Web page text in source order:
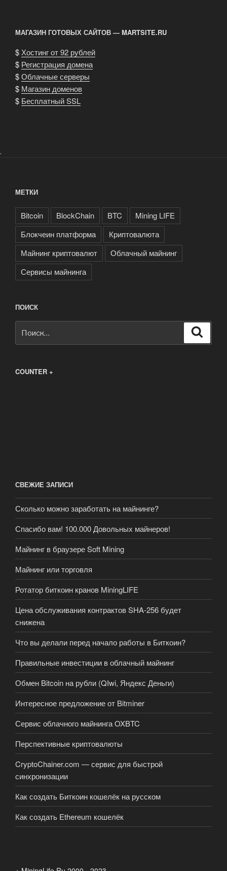
МАГАЗИН ГОТОВЫХ САЙТОВ — MARTSITE.RU
$ Хостинг от 92 рублей
$ Регистрация домена
$Облачные серверы
$ Магазин доменов
$ Бесплатный SSL
.
МЕТКИ
Bitcoin BlockChain BTC
Mining LIFE
Блокчеин платформа
Криптовалюта
Майнинг криптовалют
Облачный майнинг
Сервисы майнинга
ПОИСК
COUNTER +
СВЕЖИЕ ЗАПИСИ
Сколько можно заработать на майнинге?
Спасибо вам! 100.000 Довольных майнеров!
Майнинг в браузере Soft Mining
Майнинг или торговля
Ротатор биткоин кранов MiningLIFE
Цена обслуживания контрактов SHA-256 будет
снижена
Что вы делали перед начало работы в Биткоин?
Правильные инвестиции в облачный майнинг
Обмен Bitcoin на рубли (QIwi, Яндекс Деньги)
Интересное предложение от Bitminer
Сервис облачного майнинга OXBTC
Перспективные криптовалюты
CryptoChainer.com — сервис для быстрой
синхронизации
Как создать Биткоин кошелёк на русском
Как создать Ethereum кошелёк